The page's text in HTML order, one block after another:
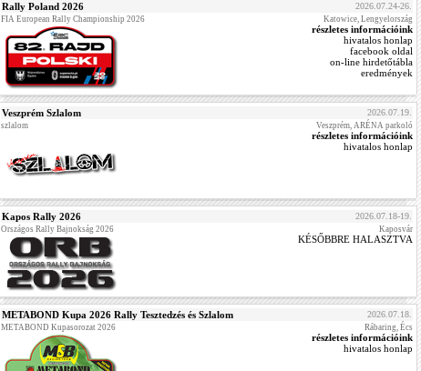
Rally Poland 2026 2026.07.24-26.
FIA European Rally Championship 2026 Katowice, Lengyelország
részletes információink
hivatalos honlap
facebook oldal
on-line hirdetőtábla
eredmények
Veszprém Szlalom 2026.07.19.
szlalom Veszprém, ARÉNA parkoló
részletes információink
hivatalos honlap
Kapos Rally 2026 2026.07.18-19.
Országos Rally Bajnokság 2026 Kaposvár
KÉSŐBBRE HALASZTVA
METABOND Kupa 2026 Rally Tesztedzés és Szlalom 2026.07.18.
METABOND Kupasorozat 2026 Rábaring, Écs
részletes információink
hivatalos honlap